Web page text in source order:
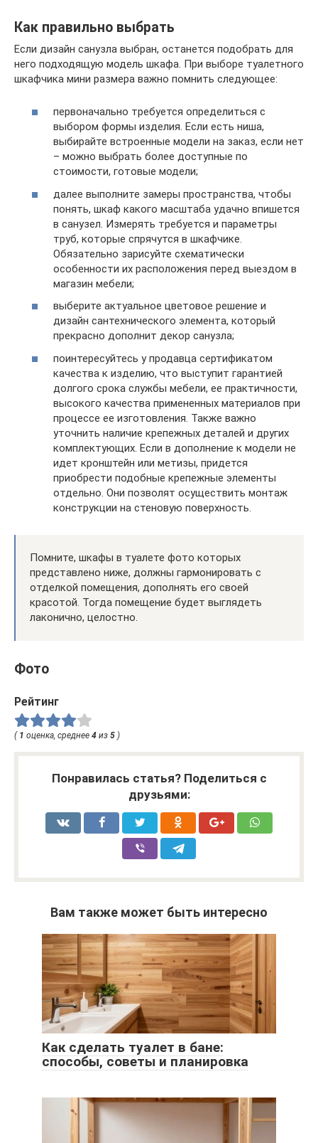
Как правильно выбрать
Если дизайн санузла выбран, останется подобрать для
него подходящую модель шкафа. При выборе туалетного
шкафчика мини размера важно помнить следующее:
первоначально требуется определиться с
выбором формы изделия. Если есть ниша,
выбирайте встроенные модели на заказ, если нет
– можно выбрать более доступные по
стоимости, готовые модели;
далее выполните замеры пространства, чтобы
понять, шкаф какого масштаба удачно впишется
в санузел. Измерять требуется и параметры
труб, которые спрячутся в шкафчике.
Обязательно зарисуйте схематически
особенности их расположения перед выездом в
магазин мебели;
выберите актуальное цветовое решение и
дизайн сантехнического элемента, который
прекрасно дополнит декор санузла;
поинтересуйтесь у продавца сертификатом
качества к изделию, что выступит гарантией
долгого срока службы мебели, ее практичности,
высокого качества примененных материалов при
процессе ее изготовления. Также важно
уточнить наличие крепежных деталей и других
комплектующих. Если в дополнение к модели не
идет кронштейн или метизы, придется
приобрести подобные крепежные элементы
отдельно. Они позволят осуществить монтаж
конструкции на стеновую поверхность.
Помните, шкафы в туалете фото которых
представлено ниже, должны гармонировать с
отделкой помещения, дополнять его своей
красотой. Тогда помещение будет выглядеть
лаконично, целостно.
Фото
Рейтинг
( 1 оценка, среднее 4 из 5 )
Понравилась статья? Поделиться с
друзьями:
Вам также может быть интересно
Как сделать туалет в бане:
способы, советы и планировка